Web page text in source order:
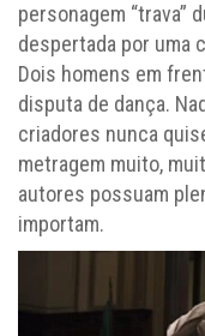
personagem “trava”
despertada por uma
Dois homens em
disputa de dança.
criadores nunca
metragem muito,
autores possuam
importam.